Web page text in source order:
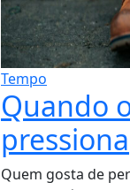
Tempo
Quando
pressiona
Quem gosta de